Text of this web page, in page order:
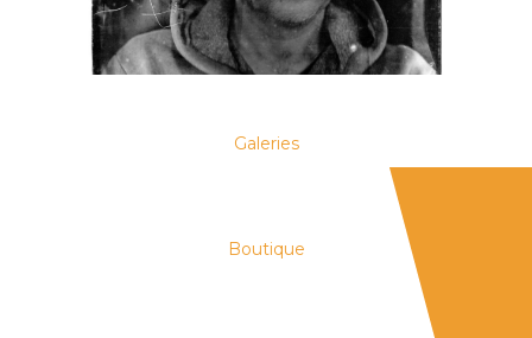
GALERIE NEWS PUBLICATIONS
Galeries
Boutique